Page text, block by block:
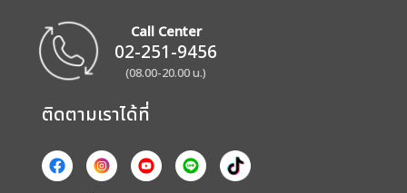
Call Center
02-251-9456
(08.00-20.00 น.)
ติดตามเราได้ที่